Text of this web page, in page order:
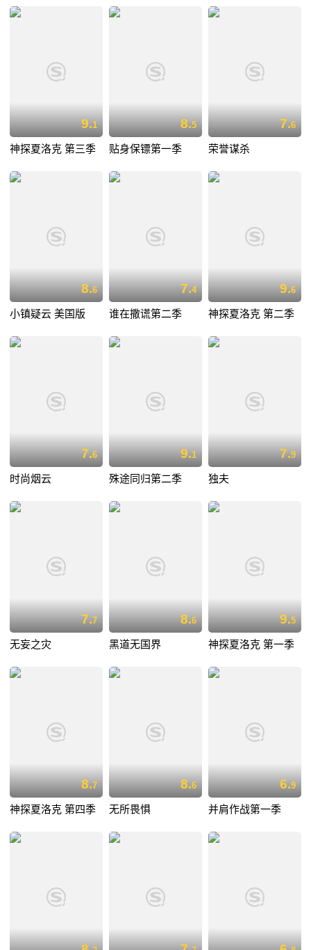
9.1
神探夏洛克 第三季
8.5
贴身保镖第一季
7.6
荣誉谋杀
8.6
小镇疑云 美国版
7.4
谁在撒谎第二季
9.6
神探夏洛克 第二季
7.6
时尚烟云
9.1
殊途同归第二季
7.9
独夫
7.7
无妄之灾
8.6
黑道无国界
9.5
神探夏洛克 第一季
8.7
神探夏洛克 第四季
8.6
无所畏惧
6.9
并肩作战第一季